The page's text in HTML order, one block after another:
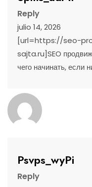
Reply
julio 14, 2026
[url=https://seo-
sajta.ru]SEO
чего начинать, если
Psvps_wyPi
Reply